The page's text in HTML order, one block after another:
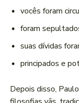
vocês foram
foram
suas dívidas
principados e
Depois disso,